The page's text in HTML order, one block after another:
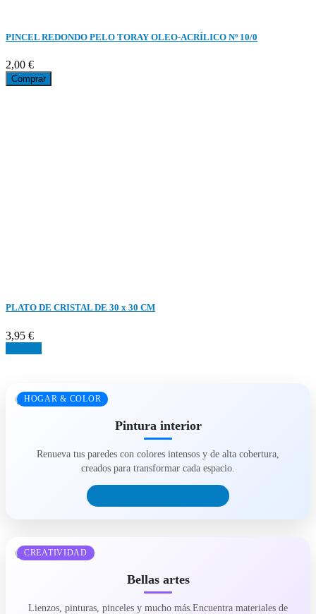
PINCEL REDONDO PELO TORAY OLEO-ACRÍLICO Nº 10/0
2,00 €
Comprar
PLATO DE CRISTAL DE 30 x 30 CM
3,95 €
HOGAR & COLOR
Pintura interior
Renueva tus paredes con colores intensos y de alta cobertura,
creados para transformar cada espacio.
CREATIVIDAD
Bellas artes
Lienzos, pinturas, pinceles y mucho más.Encuentra materiales de